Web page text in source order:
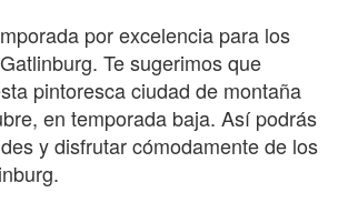
por excelencia para los
Te sugerimos que
pintoresca ciudad de montaña
en temporada baja. Así podrás
y disfrutar cómodamente de los